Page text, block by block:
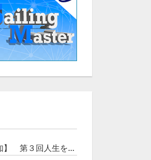
【イベント開催告知】 第３回人生を豊かにする「本の力」を学ぶ会